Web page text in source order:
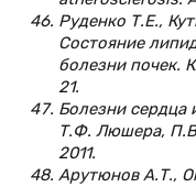
Руденко Т.Е.,
Состояние
болезни почек.
21.
Болезни сердца
Т.Ф. Люшера,
2011.
Арутюнов А.Т.,